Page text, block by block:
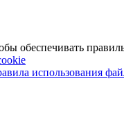
обеспечивать
использования